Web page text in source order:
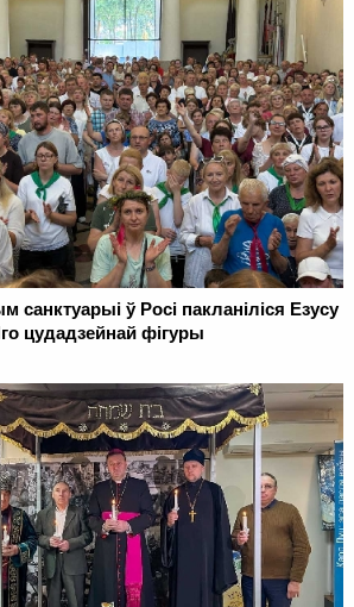
санктуарыі ў Росі пакланіліся Езусу
цудадзейнай фігуры